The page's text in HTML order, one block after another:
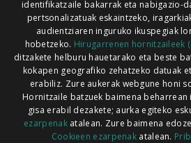
Codesyntaxek
identifikatzaile bakarrak eta nabigazio-
pertsonalizatuak eskaintzeko,
audientziaren inguruko ikuspegiak
hobetzeko. Hirugarrenen hornitzaileek
ditzakete helburu hauetarako eta beste
kokapen geografiko zehatzeko datuak
erabiliz. Zure aukerak webgune honi
Hornitzaile batzuek baimena
gisa erabil dezakete; aurka egiteko
ezarpenakatalean. Zure baimena
Cookieen ezarpenak atalean.